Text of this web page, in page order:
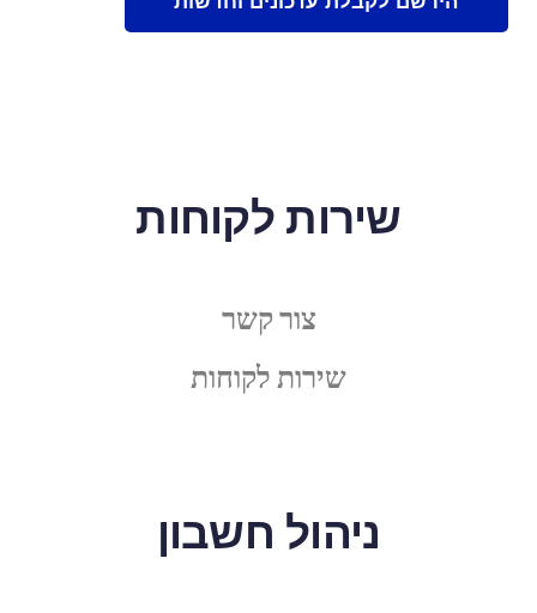
שירות לקוחות
צור קשר
שירות לקוחות
ניהול חשבון